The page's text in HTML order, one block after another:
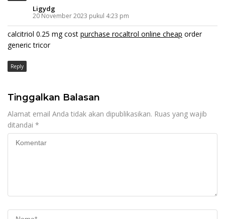
Ligydg
20 November 2023 pukul 4:23 pm
calcitriol 0.25 mg cost purchase rocaltrol online cheap order
generic tricor
Reply
Tinggalkan Balasan
Alamat email Anda tidak akan dipublikasikan. Ruas yang wajib
ditandai *